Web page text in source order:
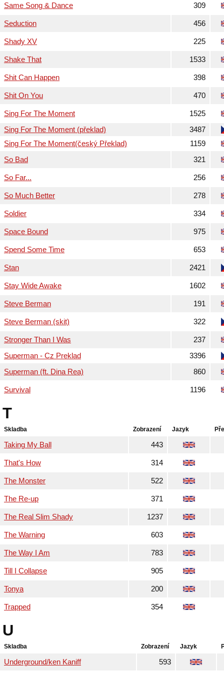
Same Song & Dance 309
Seduction 456
Shady XV 225
Shake That 1533
Shit Can Happen 398
Shit On You 470
Sing For The Moment
1525
Sing For The Moment (překlad)
3487
Sing For The Moment(český Překlad)
1159
So Bad
321
So Far... 256
So Much Better 278
Soldier 334
Space Bound 975
Spend Some Time 653
Stan 2421
Stay Wide Awake 1602
Steve Berman 191
Steve Berman (skit) 322
Stronger Than I Was
237
Superman - Cz Preklad
3396
Superman (ft. Dina Rea)
860
Survival 1196
T
Skladba Zobrazení Jazyk
Taking My Ball 443
That's How 314
The Monster 522
The Re-up 371
The Real Slim Shady 1237
The Warning 603
The Way I Am 783
Till I Collapse 905
Tonya 200
Trapped 354
U
Skladba Zobrazení Jazyk
Underground/ken Kaniff 593